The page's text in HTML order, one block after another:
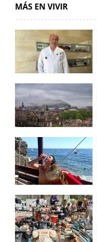
MÁS EN VIVIR